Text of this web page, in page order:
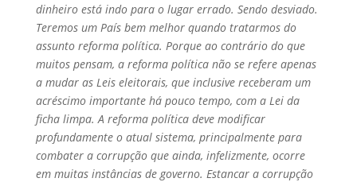
dinheiro está indo para o lugar errado. Sendo desviado.
Teremos um País bem melhor quando tratarmos do
assunto reforma política. Porque ao contrário do que
muitos pensam, a reforma política não se refere apenas
a mudar as Leis eleitorais, que inclusive receberam um
acréscimo importante há pouco tempo, com a Lei da
ficha limpa. A reforma política deve modificar
profundamente o atual sistema, principalmente para
combater a corrupção que ainda, infelizmente, ocorre
em muitas instâncias de governo. Estancar a corrupção